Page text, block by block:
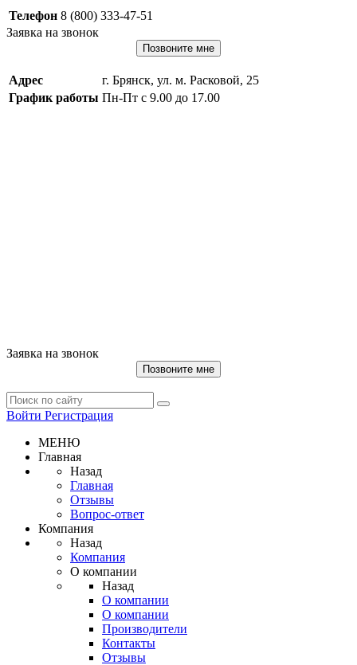
Телефон 8 (800) 333-47-51
Заявка на звонок
Позвоните мне
Адрес
г. Брянск, ул. м. Расковой, 25
График работы Пн-Пт с 9.00 до 17.00
Заявка на звонок
Позвоните мне
Войти Регистрация
МЕНЮ
Главная
Назад
Главная
Отзывы
Вопрос-ответ
Компания
Назад
Компания
О компании
Назад
О компании
О компании
Производители
Контакты
Отзывы